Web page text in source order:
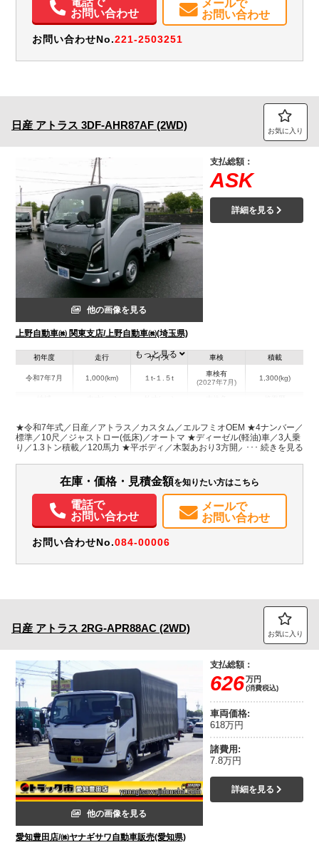
エアコン パワステ パワーウィンドウ ABS
電動格納ミラー
バックモニター
取扱説明書（一部含む） メンテナンスノート（保証書）
お問い合わせ
メールで
お問い合わせ
お問い合わせNo.221-2503251
日産 アトラス 3DF-AHR87AF (2WD) お気に入り
他の画像を見る
上野自動車㈱ 関東支店/上野自動車㈱(埼玉県)
支払総額：
ASK
詳細を見る
初年度
令和7年7月
走行
1,000(km)
サイズ
１t-１.５t
車検
車検有
(2027年7月)
積載
1,300(kg)
埼玉県
W:1,620
H:375
W:1,690
H:1,960
無
パワステ パワーウィンドウ ABS エアバッグ
集中ドアロック
電動格納ミラー
ETC バックモニター
もっと見る
★令和7年式／日産／アトラス／カスタム／エルフミオOEM ★4ナンバー／
標準／10尺／ジャストロー(低床)／オートマ ★ディーゼル(軽油)車／3人乗
り／1.3トン積載／120馬力 ★平ボディ／木製あおり3方開／床板張り／3.1
動車免許(車両総重量3.5t未満)で運転できます ★AT・オートマ限定免許対
在庫・価格・見積金額を知りたい方はこちら
電話で
お問い合わせ
メールで
お問い合わせ
お問い合わせNo.084-00006
日産 アトラス 2RG-APR88AC (2WD) お気に入り
他の画像を見る
愛知豊田店/㈱ヤナギサワ自動車販売(愛知県)
支払総額：
626万円
(消費税込)
車両価格:
618万円
諸費用:
7.8万円
詳細を見る